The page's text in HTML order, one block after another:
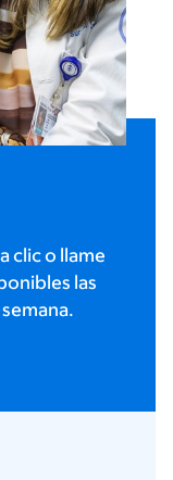
clic o llame
las